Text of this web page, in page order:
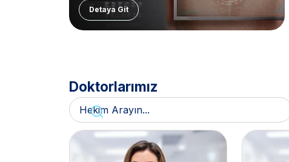
Detaya Git
Doktorlarımız